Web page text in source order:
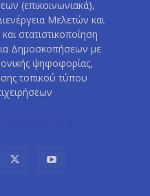
(επικοινωνιακά),
Μελετών και
στατιστικοποίηση
Δημοσκοπήσεων με
ψηφοφορίας,
τοπικού τύπου